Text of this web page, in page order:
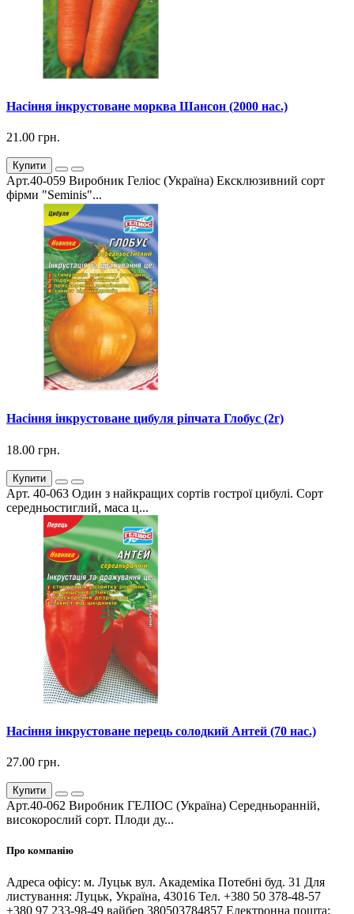
Насіння інкрустоване морква Шансон (2000 нас.)
21.00 грн.
Купити
Арт.40-059 Виробник Геліос (Україна) Ексклюзивний сорт
фірми "Seminis"...
Насіння інкрустоване цибуля ріпчата Глобус (2г)
18.00 грн.
Купити
Арт. 40-063 Один з найкращих сортів гострої цибулі. Сорт
середньостиглий, маса ц...
Насіння інкрустоване перець солодкий Антей (70 нас.)
27.00 грн.
Купити
Арт.40-062 Виробник ГЕЛІОС (Україна) Середньоранній,
високорослий сорт. Плоди ду...
Про компанію
Адреса офісу: м. Луцьк вул. Академіка Потебні буд. 31 Для
листування: Луцьк, Україна, 43016 Тел. +380 50 378-48-57
+380 97 233-98-49 вайбер 380503784857 Електронна пошта: